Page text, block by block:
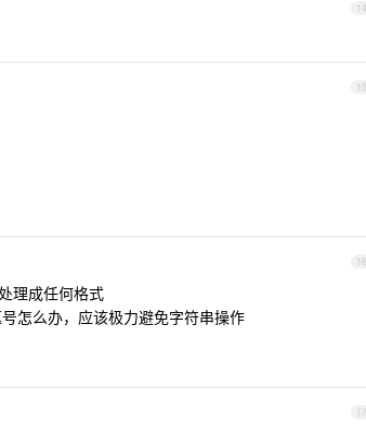
14
15
16
理成任何格式
怎么办，应该极力避免字符串操作
17